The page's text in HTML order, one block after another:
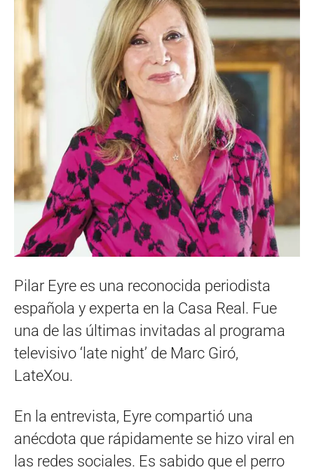
Pilar Eyre es una reconocida periodista
española y experta en la Casa Real. Fue
una de las últimas invitadas al programa
televisivo ‘late night’ de Marc Giró,
LateXou.
En la entrevista, Eyre compartió una
anécdota que rápidamente se hizo viral en
las redes sociales. Es sabido que el perro